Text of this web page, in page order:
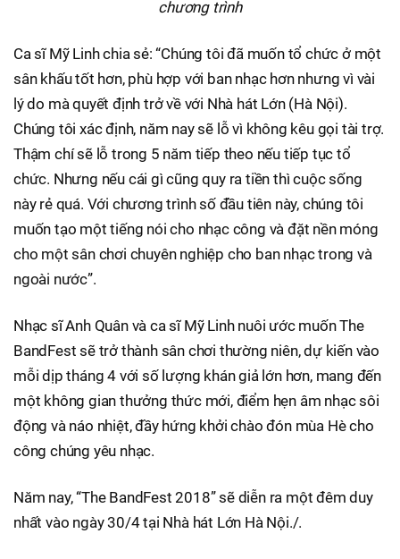
chương trình
Ca sĩ Mỹ Linh chia sẻ: “Chúng tôi đã muốn tổ chức ở một
sân khấu tốt hơn, phù hợp với ban nhạc hơn nhưng vì vài
lý do mà quyết định trở về với Nhà hát Lớn (Hà Nội).
Chúng tôi xác định, năm nay sẽ lỗ vì không kêu gọi tài trợ.
Thậm chí sẽ lỗ trong 5 năm tiếp theo nếu tiếp tục tổ
chức. Nhưng nếu cái gì cũng quy ra tiền thì cuộc sống
này rẻ quá. Với chương trình số đầu tiên này, chúng tôi
muốn tạo một tiếng nói cho nhạc công và đặt nền móng
cho một sân chơi chuyên nghiệp cho ban nhạc trong và
ngoài nước”.
Nhạc sĩ Anh Quân và ca sĩ Mỹ Linh nuôi ước muốn The
BandFest sẽ trở thành sân chơi thường niên, dự kiến vào
mỗi dịp tháng 4 với số lượng khán giả lớn hơn, mang đến
một không gian thưởng thức mới, điểm hẹn âm nhạc sôi
động và náo nhiệt, đầy hứng khởi chào đón mùa Hè cho
công chúng yêu nhạc.
Năm nay, “The BandFest 2018” sẽ diễn ra một đêm duy
nhất vào ngày 30/4 tại Nhà hát Lớn Hà Nội./.